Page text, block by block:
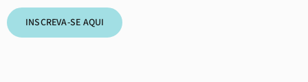
INSCREVA-SE AQUI